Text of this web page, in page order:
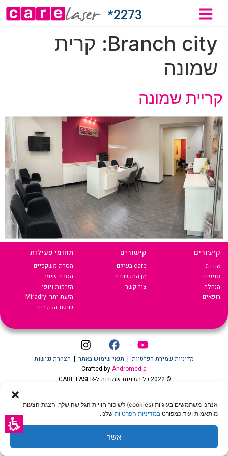
אנחנו משתמשים בעוגיות (cookies) לשיפור חוויית הגלישה שלך, הצגת הצעות
מותאמות ועוד.כמפורט במדיניות הפרטיות שלנו.
אשר
2273*
Branch city: קרית
שמונה
קריית שמונה
קישורים
אודות
סניפים
הנהלה
רופאים
קישורים
care בעולם
מן התקשורת
צור קשר
תחומי פעילות
הסרת משקפיים
הסרת שיער
הזרקות ויופי
הזעת יתר- Miradry
שיטת הכוכבים
© 2022 כל הזכויות שמורות ל-CARE LASER
Crafted byAndromedia
מדיניות שמירת הפרטיות | תנאי שימוש באתר | הצהרת נגישות
הצעת מחיר און ליין שיחה עם נציג לקביעת טיפול שיער